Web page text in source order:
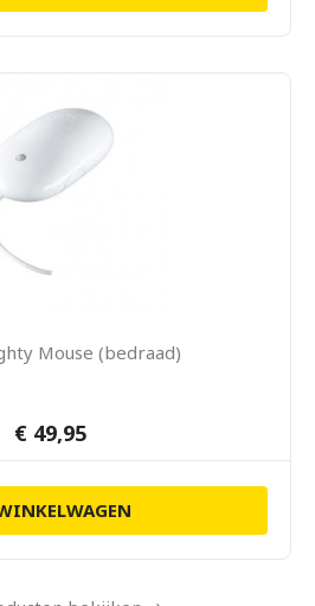
Mouse (bedraad)
€ 49,95